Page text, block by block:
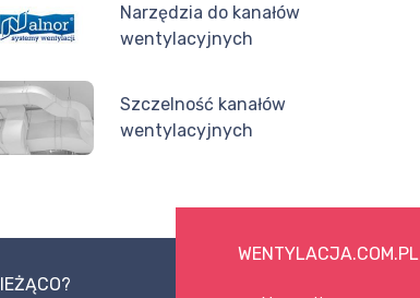
Narzędzia do kanałów
wentylacyjnych
Szczelność kanałów
wentylacyjnych
WENTYLACJA.COM.PL